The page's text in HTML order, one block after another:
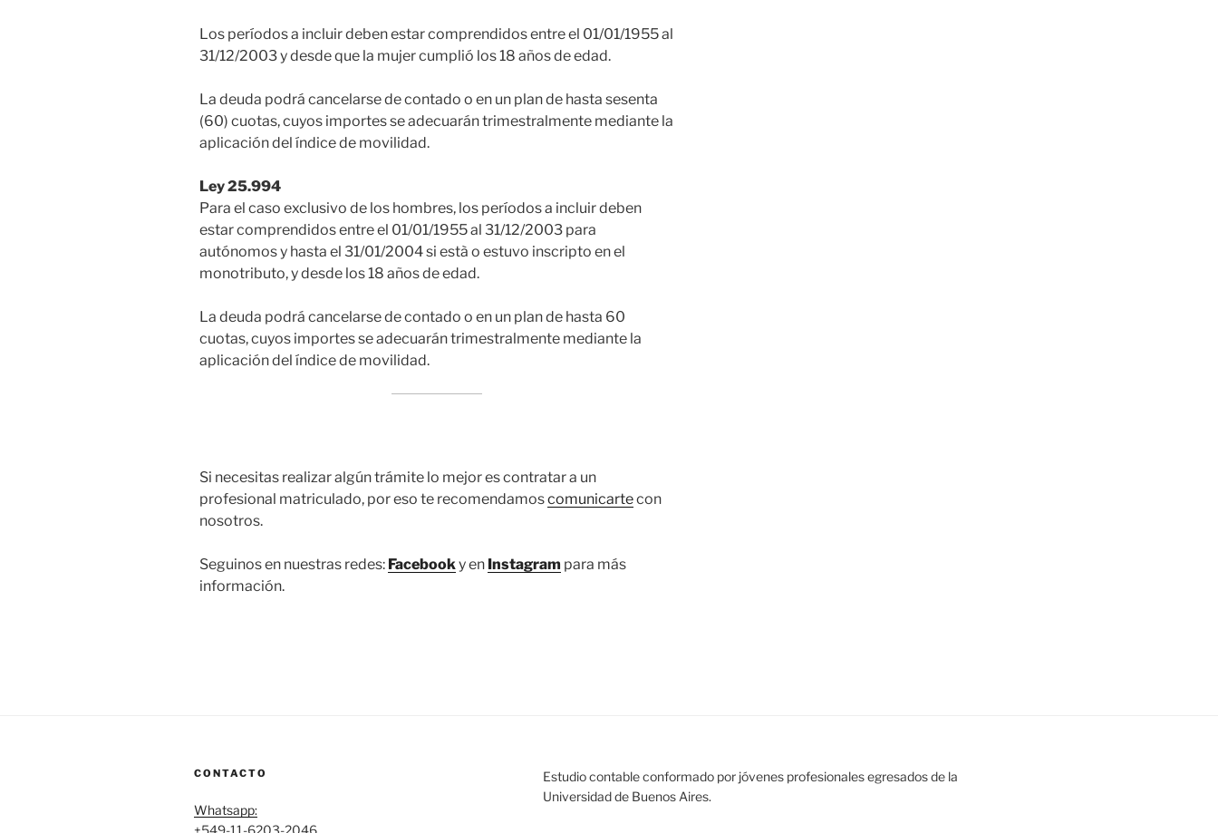
Los períodos a incluir deben estar comprendidos entre el 01/01/1955 al
31/12/2003 y desde que la mujer cumplió los 18 años de edad.
La deuda podrá cancelarse de contado o en un plan de hasta sesenta
(60) cuotas, cuyos importes se adecuarán trimestralmente mediante la
aplicación del índice de movilidad.
Ley 25.994
Para el caso exclusivo de los hombres, los períodos a incluir deben
estar comprendidos entre el 01/01/1955 al 31/12/2003 para
autónomos y hasta el 31/01/2004 si està o estuvo inscripto en el
monotributo, y desde los 18 años de edad.
La deuda podrá cancelarse de contado o en un plan de hasta 60
cuotas, cuyos importes se adecuarán trimestralmente mediante la
aplicación del índice de movilidad.
Si necesitas realizar algún trámite lo mejor es contratar a un
profesional matriculado, por eso te recomendamoscomunicartecon
nosotros.
Seguinos en nuestras redes: Facebooky en Instagram para más
información.
CONTACTO
Whatsapp:
+549-11-6203-2046
Estudio contable conformado por jóvenes profesionales egresados de la
Universidad de Buenos Aires.